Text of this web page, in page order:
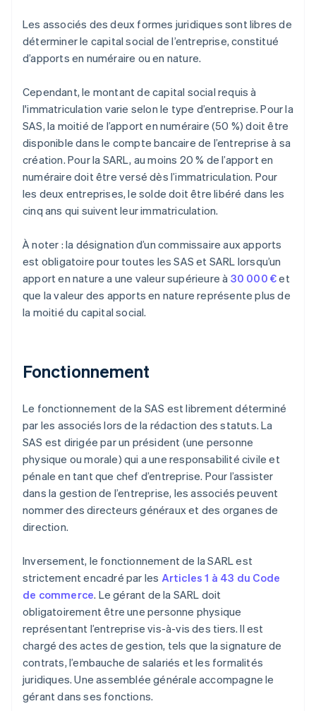
Les associés des deux formes juridiques sont libres de
déterminer le capital social de l’entreprise, constitué
d’apports en numéraire ou en nature.
Cependant, le montant de capital social requis à
l'immatriculation varie selon le type d’entreprise. Pour la
SAS, la moitié de l’apport en numéraire (50 %) doit être
disponible dans le compte bancaire de l’entreprise à sa
création. Pour la SARL, au moins 20 % de l’apport en
numéraire doit être versé dès l’immatriculation. Pour
les deux entreprises, le solde doit être libéré dans les
cinq ans qui suivent leur immatriculation.
À noter : la désignation d’un commissaire aux apports
est obligatoire pour toutes les SAS et SARL lorsqu’un
apport en nature a une valeur supérieure à 30 000 €et
que la valeur des apports en nature représente plus de
la moitié du capital social.
Fonctionnement
Le fonctionnement de la SAS est librement déterminé
par les associés lors de la rédaction des statuts. La
SAS est dirigée par un président (une personne
physique ou morale) qui a une responsabilité civile et
pénale en tant que chef d’entreprise. Pour l’assister
dans la gestion de l’entreprise, les associés peuvent
nommer des directeurs généraux et des organes de
direction.
Inversement, le fonctionnement de la SARL est
strictement encadré par les Articles 1 à 43 du Code
de commerce. Le gérant de la SARL doit
obligatoirement être une personne physique
représentant l’entreprise vis-à-vis des tiers. Il est
chargé des actes de gestion, tels que la signature de
contrats, l’embauche de salariés et les formalités
juridiques. Une assemblée générale accompagne le
gérant dans ses fonctions.